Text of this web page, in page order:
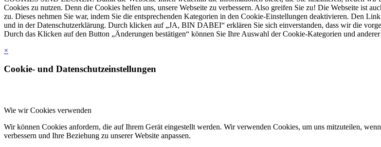
Cookies zu nutzen. Denn die Cookies helfen uns, unsere Webseite zu verbessern. Also greifen Sie zu! Die Webseite ist
zu. Dieses nehmen Sie war, indem Sie die entsprechenden Kategorien in den Cookie-Einstellungen deaktivieren. Den
und in der Datenschutzerklärung. Durch klicken auf „JA, BIN DABEI“ erklären Sie sich einverstanden, dass wir die
Durch das Klicken auf den Button „Änderungen bestätigen“ können Sie Ihre Auswahl der Cookie-Kategorien und anderer
×
Cookie- und Datenschutzeinstellungen
Wie wir Cookies verwenden
Wir können Cookies anfordern, die auf Ihrem Gerät eingestellt werden. Wir verwenden Cookies, um uns mitzuteilen,
verbessern und Ihre Beziehung zu unserer Website anpassen.